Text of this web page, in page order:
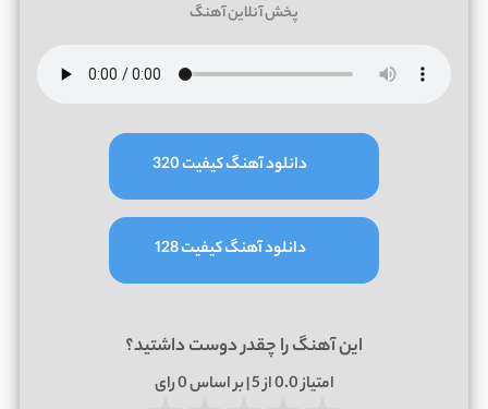
پخش آنلاین آهنگ
دانلود آهنگ کیفیت 320
دانلود آهنگ کیفیت 128
این آهنگ را چقدر دوست داشتید؟
امتیاز0.0از 5 | بر اساس 0رای